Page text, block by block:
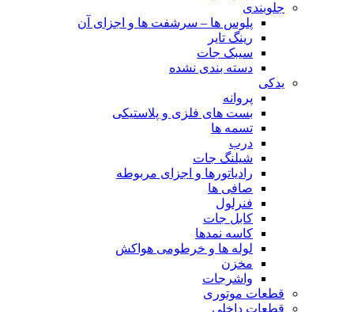
جلوبندی
پلوس ها – سرشفت ها و اجزای آن
رینگ تایر
سیبک جات
دسته بندی نشده
یدکی
پروانه
بست های فلزی و پلاستیکی
تسمه ها
درب
شیلنگ جات
رادیاتورها و اجزای مربوطه
صافی ها
فنرلول
کابل جات
کاسه نمدها
لوله ها و خرطومی هواکش
مخزن
واشرجات
قطعات موتوری
قطعات داخلی